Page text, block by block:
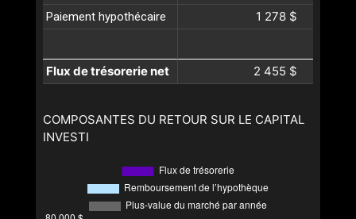
Paiement hypothécaire 1 278 $
Flux de trésorerie net 2 455 $
COMPOSANTES DU RETOUR SUR LE CAPITAL
INVESTI